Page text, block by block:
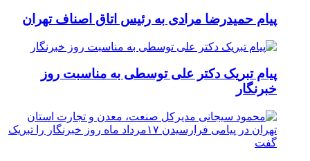
پیام حمیدرضا مرادی به رئیس اتاق اصناف تهران
پیام تبریک دکتر علی توسطی به مناسبت روز
خبرنگار